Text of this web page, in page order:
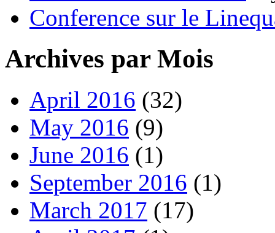
Conference sur le
Archives par Mois
April 2016 (32)
May 2016 (9)
June 2016 (1)
September 2016 (1)
March 2017 (17)